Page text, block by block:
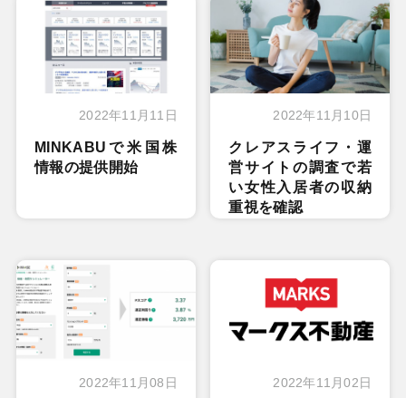
2022年11月11日
MINKABUで米国株
情報の提供開始
2022年11月10日
クレアスライフ・運
営サイトの調査で若
い女性入居者の収納
重視を確認
2022年11月08日 2022年11月02日